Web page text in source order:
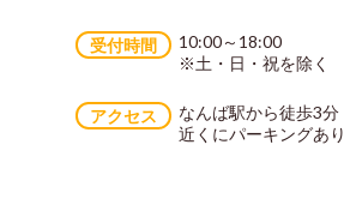
受付時間
10:00～18:00
※土・日・祝を除く
アクセス
なんば駅から徒歩3分
近くにパーキングあり